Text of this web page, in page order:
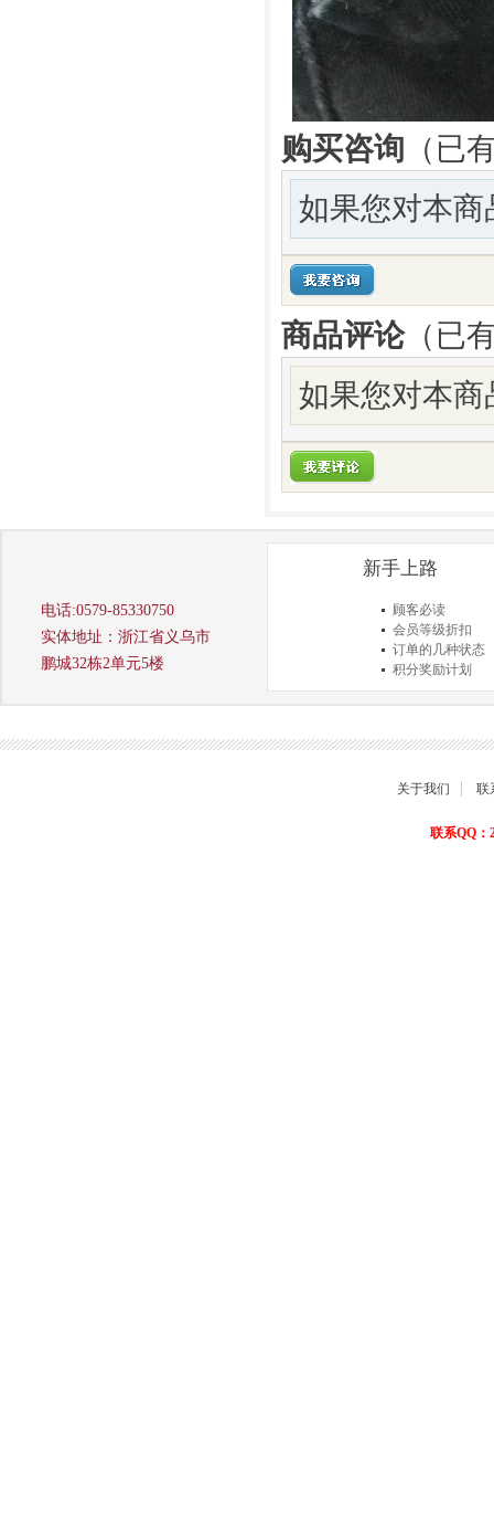
购买咨询 （已
如果您对本
商品评论（已
如果您对本
电话:0579-85330750
实体地址：浙江省义乌市
鹏城32栋2单元5楼
新手上路
顾客必读
会员等级折扣
订单的几种状态
积分奖励计划
商品退货保障
关于我们 联
联系QQ：